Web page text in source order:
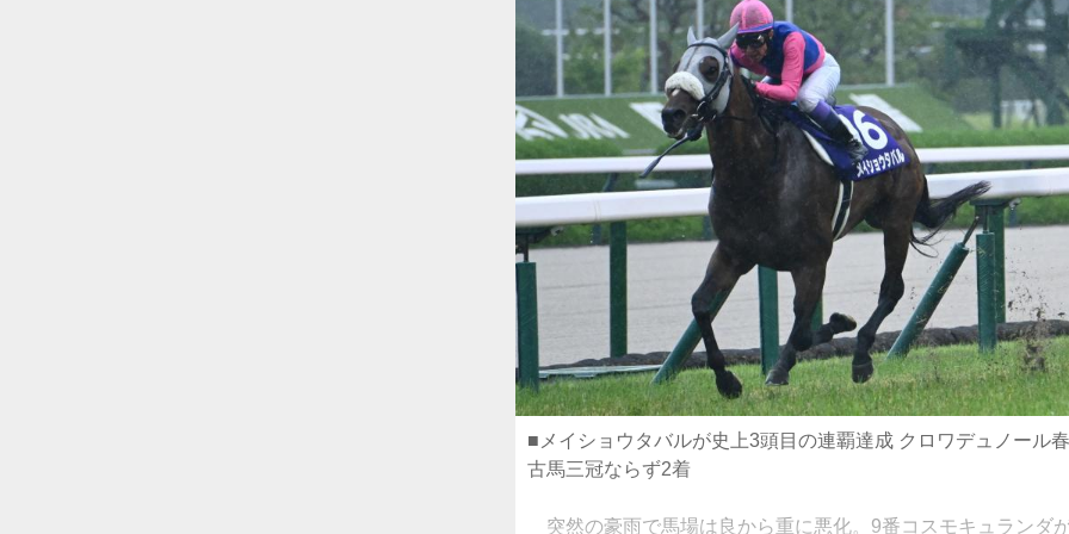
■メイショウタバルが史上3頭目の連覇達成 クロワデュノール春
古馬三冠ならず2着
突然の豪雨で馬場は良から重に悪化。9番コスモキュランダ